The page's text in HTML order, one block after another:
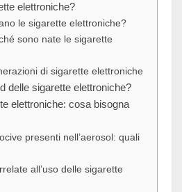
elettroniche?
le sigarette elettroniche?
sono nate le sigarette
di sigarette elettroniche
delle sigarette elettroniche?
elettroniche: cosa bisogna
presenti nell’aerosol: quali
all’uso delle sigarette